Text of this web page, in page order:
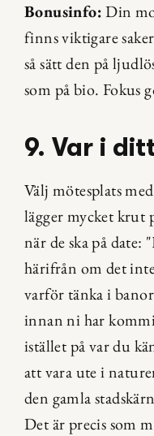
Bonusinfo: Din
finns viktigare
så sätt den på
som på bio. Fokus
9. Var i
Välj mötesplats
lägger mycket krut
när de ska på
härifrån om det
varför tänka i
innan ni har
istället på var du
att vara ute i
den gamla
Det är precis som